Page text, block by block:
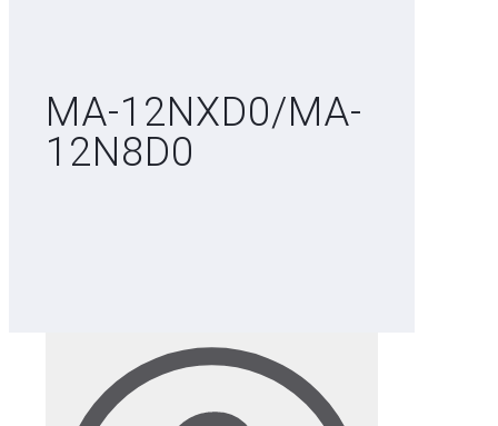
MA-12NXD0/MA-
12N8D0